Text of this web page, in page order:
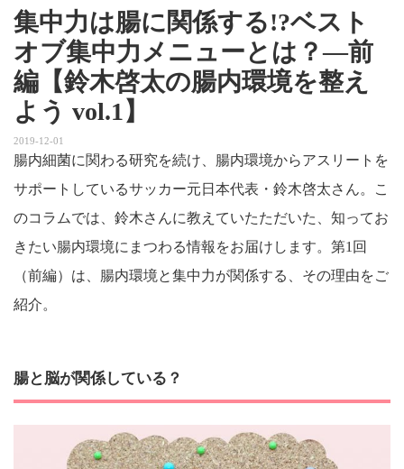
集中力は腸に関係する!?ベスト
オブ集中力メニューとは？―前
編【鈴木啓太の腸内環境を整え
よう vol.1】
2019-12-01
腸内細菌に関わる研究を続け、腸内環境からアスリートを
サポートしているサッカー元日本代表・鈴木啓太さん。こ
のコラムでは、鈴木さんに教えていたただいた、知ってお
きたい腸内環境にまつわる情報をお届けします。第1回
（前編）は、腸内環境と集中力が関係する、その理由をご
紹介。
腸と脳が関係している？